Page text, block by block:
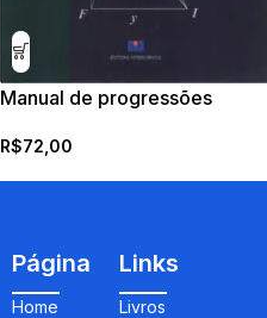
Manual de progressões
R$72,00
Página
Home
Links
Livros